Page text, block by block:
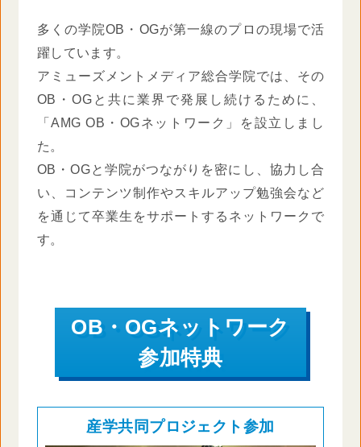
多くの学院OB・OGが第一線のプロの現場で活
躍しています。
アミューズメントメディア総合学院では、その
OB・OGと共に業界で発展し続けるために、
「AMG OB・OGネットワーク」を設立しまし
た。
OB・OGと学院がつながりを密にし、協力し合
い、コンテンツ制作やスキルアップ勉強会など
を通じて卒業生をサポートするネットワークで
す。
OB・OGネットワーク
参加特典
産学共同プロジェクト参加